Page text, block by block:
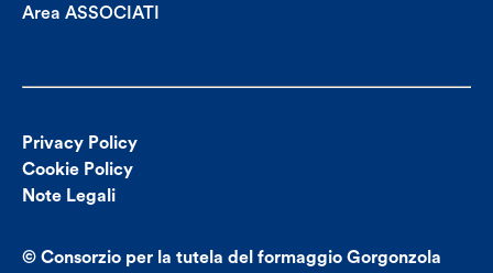
Area ASSOCIATI
Privacy Policy
Cookie Policy
Note Legali
© Consorzio per la tutela del formaggio Gorgonzola